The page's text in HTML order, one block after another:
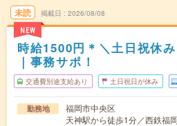
未読
NEW
掲載日 2026/08/08
時給1500円＊＼土日祝休
｜事務サポ！
交通費別途支給あり 土日祝日が休み
勤務地
福岡市中央区
天神駅から徒歩1分／西鉄福